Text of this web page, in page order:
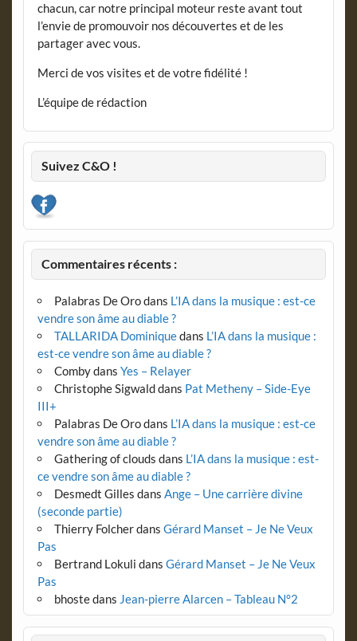
chacun, car notre principal moteur reste avant tout
l’envie de promouvoir nos découvertes et de les
partager avec vous.
Merci de vos visites et de votre fidélité !
L’équipe de rédaction
Suivez C&O !
Commentaires récents :
Palabras De Orodans L’IA dans la musique : est-ce
vendre son âme au diable ?
TALLARIDA Dominiquedans L’IA dans la musique :
est-ce vendre son âme au diable ?
Combydans Yes – Relayer
Christophe Sigwalddans Pat Metheny – Side-Eye
III+
Palabras De Orodans L’IA dans la musique : est-ce
vendre son âme au diable ?
Gathering of clouds dans L’IA dans la musique : est-
ce vendre son âme au diable ?
Desmedt Gilles dans Ange – Une carrière divine
(seconde partie)
Thierry Folcherdans Gérard Manset – Je Ne Veux
Pas
Bertrand Lokuli dans Gérard Manset – Je Ne Veux
Pas
bhostedans Jean-pierre Alarcen – Tableau N°2